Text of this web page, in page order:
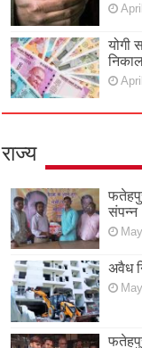
योगी
राज्य
संपन्न
अवैध